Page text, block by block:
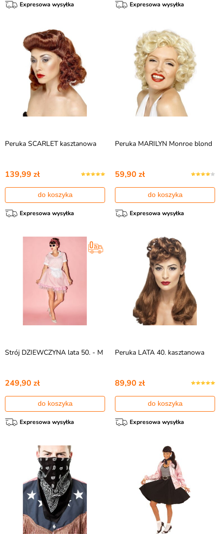
Expresowa wysyłka Expresowa wysyłka
Peruka SCARLET kasztanowa
139,99 zł
do koszyka
Expresowa wysyłka
Peruka MARILYN Monroe blond
59,90 zł
do koszyka
Expresowa wysyłka
Strój DZIEWCZYNA lata 50. - M
249,90 zł
do koszyka
Expresowa wysyłka
Peruka LATA 40. kasztanowa
89,90 zł
do koszyka
Expresowa wysyłka